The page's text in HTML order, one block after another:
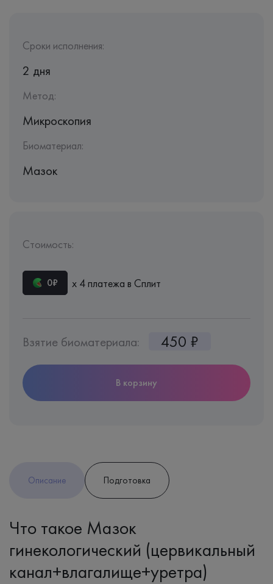
Сроки исполнения:
2 дня
Метод:
Микроскопия
Биоматериал:
Мазок
Стоимость:
0₽ х 4 платежа в Сплит
Взятие биоматериала: 450 ₽
В корзину
Описание Подготовка
Что такое Мазок
гинекологический (цервикальный
канал+влагалище+уретра)